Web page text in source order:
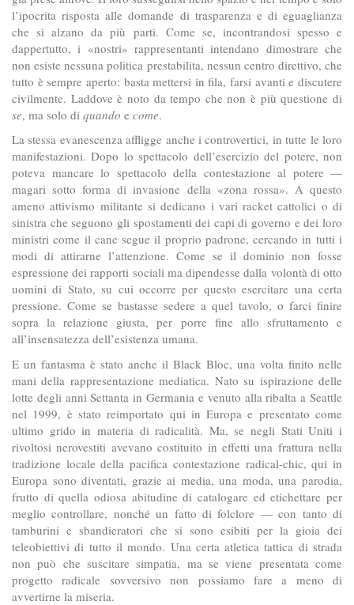
l’ipocrita risposta alle domande di trasparenza e di eguaglianza
che si alzano da più parti. Come se, incontrandosi spesso e
dappertutto, i «nostri» rappresentanti intendano dimostrare che
non esiste nessuna politica prestabilita, nessun centro direttivo, che
tutto è sempre aperto: basta mettersi in fila, farsi avanti e discutere
civilmente. Laddove è noto da tempo che non è più questione di
se, ma solo di quando e come.
La stessa evanescenza affligge anche i controvertici, in tutte le loro
manifestazioni. Dopo lo spettacolo dell’esercizio del potere, non
poteva mancare lo spettacolo della contestazione al potere —
magari sotto forma di invasione della «zona rossa». A questo
ameno attivismo militante si dedicano i vari racket cattolici o di
sinistra che seguono gli spostamenti dei capi di governo e dei loro
ministri come il cane segue il proprio padrone, cercando in tutti i
modi di attirarne l’attenzione. Come se il dominio non fosse
espressione dei rapporti sociali ma dipendesse dalla volontà di otto
uomini di Stato, su cui occorre per questo esercitare una certa
pressione. Come se bastasse sedere a quel tavolo, o farci finire
sopra la relazione giusta, per porre fine allo sfruttamento e
all’insensatezza dell’esistenza umana.
E un fantasma è stato anche il Black Bloc, una volta finito nelle
mani della rappresentazione mediatica. Nato su ispirazione delle
lotte degli anni Settanta in Germania e venuto alla ribalta a Seattle
nel 1999, è stato reimportato qui in Europa e presentato come
ultimo grido in materia di radicalità. Ma, se negli Stati Uniti i
rivoltosi nerovestiti avevano costituito in effetti una frattura nella
tradizione locale della pacifica contestazione radical-chic, qui in
Europa sono diventati, grazie ai media, una moda, una parodia,
frutto di quella odiosa abitudine di catalogare ed etichettare per
meglio controllare, nonché un fatto di folclore — con tanto di
tamburini e sbandieratori che si sono esibiti per la gioia dei
teleobiettivi di tutto il mondo. Una certa atletica tattica di strada
non può che suscitare simpatia, ma se viene presentata come
progetto radicale sovversivo non possiamo fare a meno di
avvertirne la miseria.